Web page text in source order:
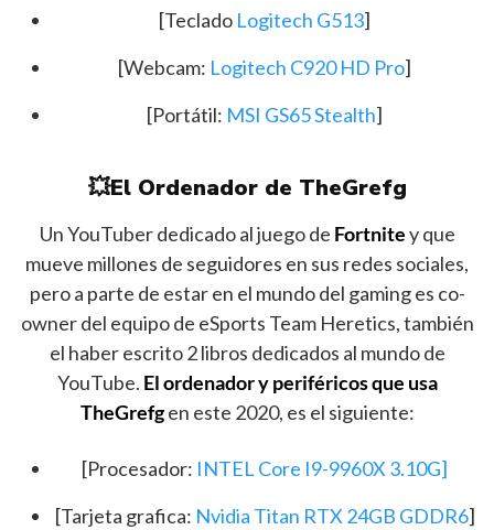
[Teclado Logitech G513]
[Webcam: Logitech C920 HD Pro]
[Portátil: MSI GS65 Stealth]
💥El Ordenador de TheGrefg
Un YouTuber dedicado al juego de Fortnitey que
mueve millones de seguidores en sus redes sociales,
pero a parte de estar en el mundo del gaming es co-
owner del equipo de eSports Team Heretics, también
el haber escrito 2 libros dedicados al mundo de
YouTube. El ordenador y periféricos que usa
TheGrefgen este 2020, es el siguiente:
[Procesador: INTEL Core I9-9960X 3.10G]
[Tarjeta grafica: Nvidia Titan RTX 24GB GDDR6]